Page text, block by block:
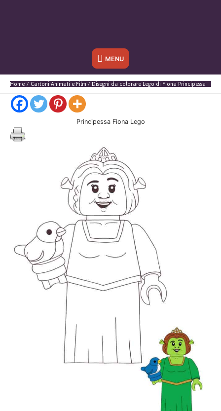
Sotto
l'header
MENU
Home Cartoni Animati e Film Disegni da colorare Lego di Fiona Principessa
Principessa Fiona Lego